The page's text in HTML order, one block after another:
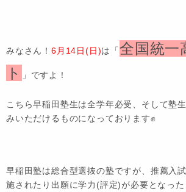
みなさん！ 6月14日(日)は「全国統一
ト
」ですよ！
こちら早稲田塾生は全学年必受、そして塾
みいただけるものになっております✊
早稲田塾は総合型選抜の塾ですが、推薦入
施されたり出願に学力(評定)が必要となっ